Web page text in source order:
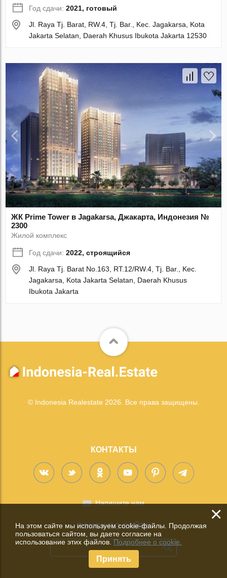
Год сдачи:2021, готовый
Jl. Raya Tj. Barat, RW.4, Tj. Bar., Kec. Jagakarsa, Kota
Jakarta Selatan, Daerah Khusus Ibukota Jakarta 12530
ЖК Prime Tower в Jagakarsa, Джакарта, Индонезия №
2300
Жилой комплекс
Год сдачи:2022, строящийся
Jl. Raya Tj. Barat No.163, RT.12/RW.4, Tj. Bar., Kec.
Jagakarsa, Kota Jakarta Selatan, Daerah Khusus
Ibukota Jakarta
© Indonesia Realestate 2026. Все права защищены.
КОНТАКТЫ
Напишите нам
ПОИСК ПО САЙТУ
×
На этом сайте мы используем cookie-файлы. Продолжая
пользоваться сайтом, вы даете согласие на
использование этих файлов.Подробнее о cookie.
Принять